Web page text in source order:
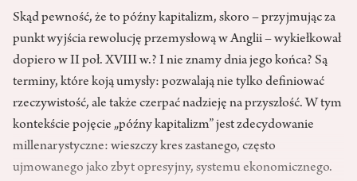
Skąd pewność, że to późny kapitalizm, skoro – przyjmując za
punkt wyjścia rewolucję przemysłową w Anglii – wykiełkował
dopiero w II poł. XVIII w.? I nie znamy dnia jego końca? Są
terminy, które koją umysły: pozwalają nie tylko definiować
rzeczywistość, ale także czerpać nadzieję na przyszłość. W tym
kontekście pojęcie „późny kapitalizm” jest zdecydowanie
millenarystyczne: wieszczy kres zastanego, często
ujmowanego jako zbyt opresyjny, systemu ekonomicznego.